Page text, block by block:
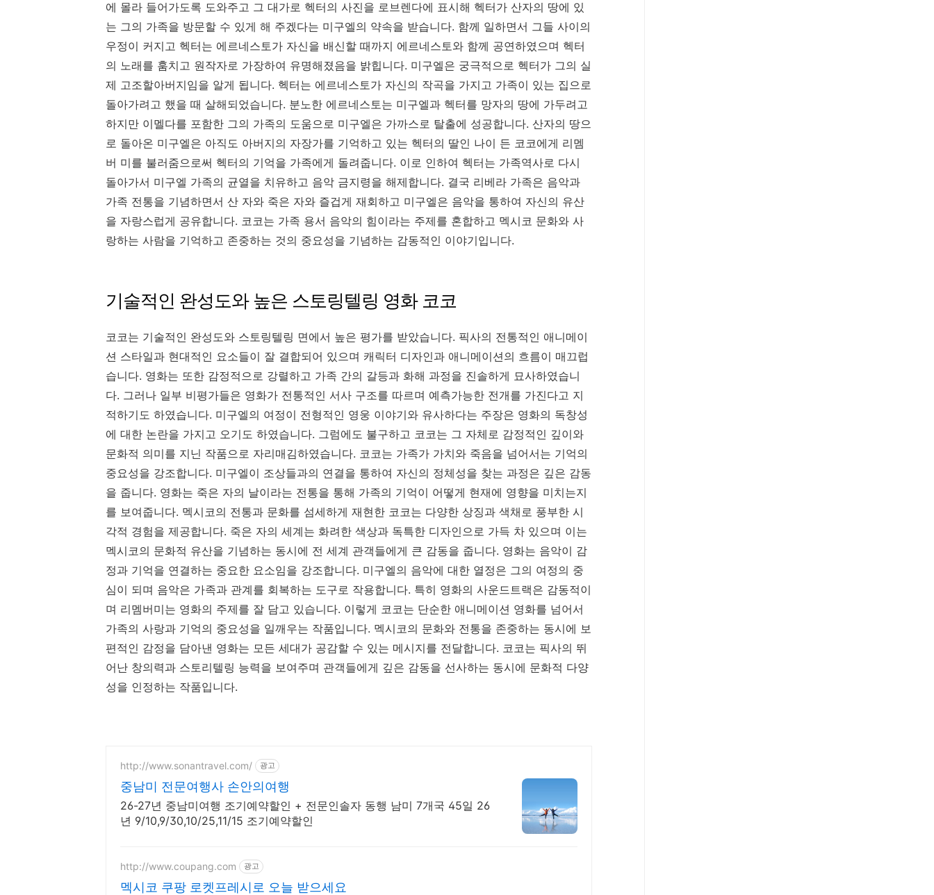
에 몰라 들어가도록 도와주고 그 대가로 헥터의 사진을 로브렌다에 표시해 헥터가 산자의 땅에 있
는 그의 가족을 방문할 수 있게 해 주겠다는 미구엘의 약속을 받습니다. 함께 일하면서 그들 사이의
우정이 커지고 헥터는 에르네스토가 자신을 배신할 때까지 에르네스토와 함께 공연하였으며 헥터
의 노래를 훔치고 원작자로 가장하여 유명해졌음을 밝힙니다. 미구엘은 궁극적으로 헥터가 그의 실
제 고조할아버지임을 알게 됩니다. 헥터는 에르네스토가 자신의 작곡을 가지고 가족이 있는 집으로
돌아가려고 했을 때 살해되었습니다. 분노한 에르네스토는 미구엘과 헥터를 망자의 땅에 가두려고
하지만 이멜다를 포함한 그의 가족의 도움으로 미구엘은 가까스로 탈출에 성공합니다. 산자의 땅으
로 돌아온 미구엘은 아직도 아버지의 자장가를 기억하고 있는 헥터의 딸인 나이 든 코코에게 리멤
버 미를 불러줌으로써 헥터의 기억을 가족에게 돌려줍니다. 이로 인하여 헥터는 가족역사로 다시
돌아가서 미구엘 가족의 균열을 치유하고 음악 금지령을 해제합니다. 결국 리베라 가족은 음악과
가족 전통을 기념하면서 산 자와 죽은 자와 즐겁게 재회하고 미구엘은 음악을 통하여 자신의 유산
을 자랑스럽게 공유합니다. 코코는 가족 용서 음악의 힘이라는 주제를 혼합하고 멕시코 문화와 사
랑하는 사람을 기억하고 존중하는 것의 중요성을 기념하는 감동적인 이야기입니다.
기술적인 완성도와 높은 스토링텔링 영화 코코
코코는 기술적인 완성도와 스토링텔링 면에서 높은 평가를 받았습니다. 픽사의 전통적인 애니메이
션 스타일과 현대적인 요소들이 잘 결합되어 있으며 캐릭터 디자인과 애니메이션의 흐름이 매끄럽
습니다. 영화는 또한 감정적으로 강렬하고 가족 간의 갈등과 화해 과정을 진솔하게 묘사하였습니
다. 그러나 일부 비평가들은 영화가 전통적인 서사 구조를 따르며 예측가능한 전개를 가진다고 지
적하기도 하였습니다. 미구엘의 여정이 전형적인 영웅 이야기와 유사하다는 주장은 영화의 독창성
에 대한 논란을 가지고 오기도 하였습니다. 그럼에도 불구하고 코코는 그 자체로 감정적인 깊이와
문화적 의미를 지닌 작품으로 자리매김하였습니다. 코코는 가족가 가치와 죽음을 넘어서는 기억의
중요성을 강조합니다. 미구엘이 조상들과의 연결을 통하여 자신의 정체성을 찾는 과정은 깊은 감동
을 줍니다. 영화는 죽은 자의 날이라는 전통을 통해 가족의 기억이 어떻게 현재에 영향을 미치는지
를 보여줍니다. 멕시코의 전통과 문화를 섬세하게 재현한 코코는 다양한 상징과 색채로 풍부한 시
각적 경험을 제공합니다. 죽은 자의 세계는 화려한 색상과 독특한 디자인으로 가득 차 있으며 이는
멕시코의 문화적 유산을 기념하는 동시에 전 세계 관객들에게 큰 감동을 줍니다. 영화는 음악이 감
정과 기억을 연결하는 중요한 요소임을 강조합니다. 미구엘의 음악에 대한 열정은 그의 여정의 중
심이 되며 음악은 가족과 관계를 회복하는 도구로 작용합니다. 특히 영화의 사운드트랙은 감동적이
며 리멤버미는 영화의 주제를 잘 담고 있습니다. 이렇게 코코는 단순한 애니메이션 영화를 넘어서
가족의 사랑과 기억의 중요성을 일깨우는 작품입니다. 멕시코의 문화와 전통을 존중하는 동시에 보
편적인 감정을 담아낸 영화는 모든 세대가 공감할 수 있는 메시지를 전달합니다. 코코는 픽사의 뛰
어난 창의력과 스토리텔링 능력을 보여주며 관객들에게 깊은 감동을 선사하는 동시에 문화적 다양
성을 인정하는 작품입니다.
http://www.sonantravel.com/ 광고
중남미 전문여행사 손안의여행
26-27년 중남미여행 조기예약할인 + 전문인솔자 동행 남미 7개국 45일 26
년 9/10,9/30,10/25,11/15 조기예약할인
http://www.coupang.com 광고
멕시코 쿠팡 로켓프레시로 오늘 받으세요